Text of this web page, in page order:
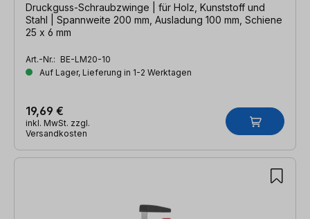
Druckguss-Schraubzwinge | für Holz, Kunststoff und
Stahl | Spannweite 200 mm, Ausladung 100 mm, Schiene
25 x 6 mm
Art.-Nr.: BE-LM20-10
Auf Lager, Lieferung in 1-2 Werktagen
19,69 €
inkl. MwSt. zzgl.
Versandkosten